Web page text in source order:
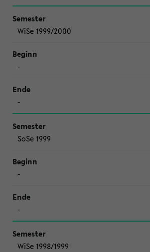
WiSe 1999/2000
-
-
SoSe 1999
-
-
WiSe 1998/1999